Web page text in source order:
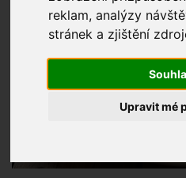
reklam, analýzy
stránek a zjištění
Upravit mé